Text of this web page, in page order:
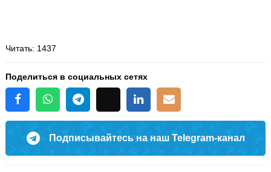
Читать: 1437
Поделиться в социальных сетях
Подписывайтесь на наш Telegram-канал